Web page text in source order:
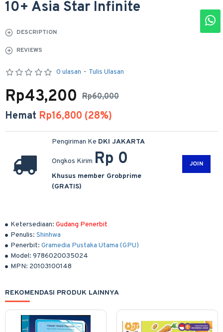
10+ Asia Star Infinite
DESCRIPTION
REVIEWS
Ketersediaan: Gudang Penerbit
Penulis: Shinhwa
Penerbit: Gramedia Pustaka Utama (GPU)
Model: 9786020035024
MPN: 20103100148
0 ulasan - Tulis Ulasan
Rp60,000
Rp43,200
Hemat Rp16,800 (28%)
Pengiriman Ke DKI JAKARTA
Ongkos Kirim Rp 0
Khusus member Grobprime
(GRATIS)
JOIN
REKOMENDASI PRODUK LAINNYA